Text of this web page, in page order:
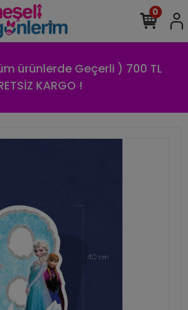
ürünlerde Geçerli ) 700 TL
KARGO !
0